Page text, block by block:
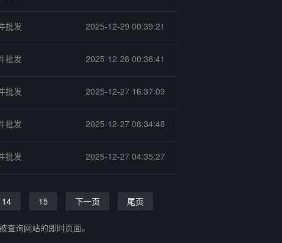
批发 2025-12-29 00:39:21
批发 2025-12-28 00:38:41
批发 2025-12-27 16:37:09
批发 2025-12-27 08:34:46
批发 2025-12-27 04:35:27
14 15 下一页 尾页
询网站的即时页面。